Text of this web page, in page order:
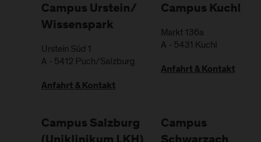
Campus Urstein/
Wissenspark
Urstein Süd 1
A - 5412 Puch/Salzburg
Anfahrt & Kontakt
Campus Kuchl
Markt 136a
A - 5431 Kuchl
Anfahrt & Kontakt
Campus Salzburg
Campus